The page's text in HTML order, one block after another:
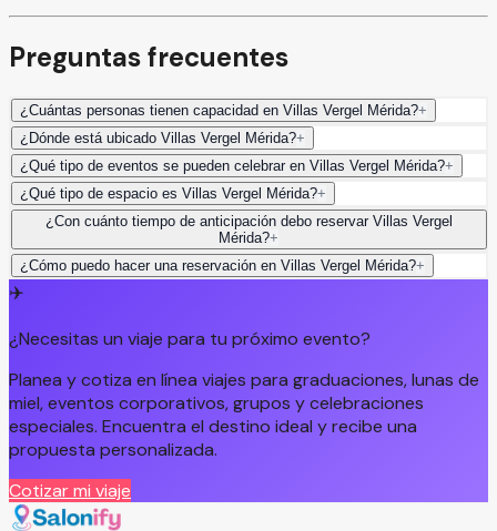
Preguntas frecuentes
¿Cuántas personas tienen capacidad en Villas Vergel Mérida?+
¿Dónde está ubicado Villas Vergel Mérida?+
¿Qué tipo de eventos se pueden celebrar en Villas Vergel Mérida?+
¿Qué tipo de espacio es Villas Vergel Mérida?+
¿Con cuánto tiempo de anticipación debo reservar Villas Vergel
Mérida?+
¿Cómo puedo hacer una reservación en Villas Vergel Mérida?+
✈️
¿Necesitas un viaje para tu próximo evento?
Planea y cotiza en línea viajes para graduaciones, lunas de
miel, eventos corporativos, grupos y celebraciones
especiales. Encuentra el destino ideal y recibe una
propuesta personalizada.
Cotizar mi viaje